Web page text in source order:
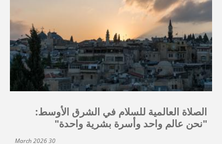
الصلاة العالمية للسلام في الشرق الأوسط:
"نحن عالم واحد وأسرة بشرية واحدة"
30 March 2026